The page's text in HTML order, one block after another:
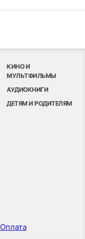
КИНО И
МУЛЬТФИЛЬМЫ
АУДИОКНИГИ
ДЕТЯМ И РОДИТЕЛЯМ
Оплата